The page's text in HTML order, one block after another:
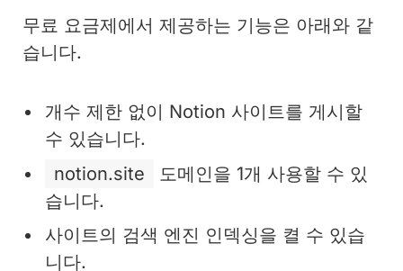
무료 요금제에서 제공하는 기능은 아래와 같
습니다.
개수 제한 없이 Notion 사이트를 게시할
수 있습니다.
notion.site
도메인을 1개 사용할 수 있
습니다.
사이트의 검색 엔진 인덱싱을 켤 수 있습
니다.